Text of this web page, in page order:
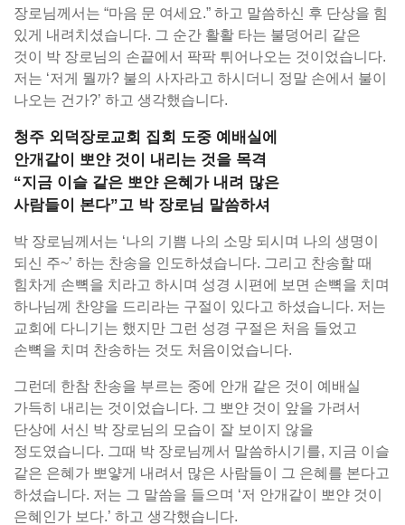
장로님께서는 “마음 문 여세요.” 하고 말씀하신 후 단상을 힘
있게 내려치셨습니다. 그 순간 활활 타는 불덩어리 같은
것이 박 장로님의 손끝에서 팍팍 튀어나오는 것이었습니다.
저는 ‘저게 뭘까? 불의 사자라고 하시더니 정말 손에서 불이
나오는 건가?’ 하고 생각했습니다.
청주 외덕장로교회 집회 도중 예배실에
안개같이 뽀얀 것이 내리는 것을 목격
“지금 이슬 같은 뽀얀 은혜가 내려 많은
사람들이 본다”고 박 장로님 말씀하셔
박 장로님께서는 ‘나의 기쁨 나의 소망 되시며 나의 생명이
되신 주~’ 하는 찬송을 인도하셨습니다. 그리고 찬송할 때
힘차게 손뼉을 치라고 하시며 성경 시편에 보면 손뼉을 치며
하나님께 찬양을 드리라는 구절이 있다고 하셨습니다. 저는
교회에 다니기는 했지만 그런 성경 구절은 처음 들었고
손뼉을 치며 찬송하는 것도 처음이었습니다.
그런데 한참 찬송을 부르는 중에 안개 같은 것이 예배실
가득히 내리는 것이었습니다. 그 뽀얀 것이 앞을 가려서
단상에 서신 박 장로님의 모습이 잘 보이지 않을
정도였습니다. 그때 박 장로님께서 말씀하시기를, 지금 이슬
같은 은혜가 뽀얗게 내려서 많은 사람들이 그 은혜를 본다고
하셨습니다. 저는 그 말씀을 들으며 ‘저 안개같이 뽀얀 것이
은혜인가 보다.’ 하고 생각했습니다.